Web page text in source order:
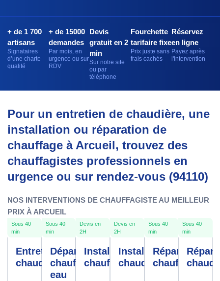
+ de 1 700
artisans
Signataires
d’une charte
qualité
+ de 15000
demandes
Par mois, en
urgence ou sur
RDV
Devis
gratuit en 2
min
Sur notre site
ou par
téléphone
Fourchette
tarifaire fixe
Prix juste sans
frais cachés
Réservez
en ligne
Payez après
l'intervention
Pour un entretien de chaudière, une
installation ou réparation de
chauffage à Arcueil, trouvez des
chauffagistes professionnels en
urgence ou sur rendez-vous (94110)
NOS INTERVENTIONS DE CHAUFFAGISTE AU MEILLEUR
PRIX À ARCUEIL
Sous 40
min
Entretien
chaudière
Sous 40
min
Dépannage
chauffe-
eau
Devis en
2H
Installation
chauffage
Devis en
2H
Installation
chaudière
Sous 40
min
Réparation
chauffage
Sous 40
min